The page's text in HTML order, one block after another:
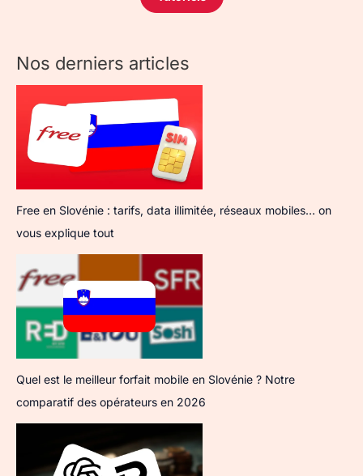
Nos derniers articles
Free en Slovénie : tarifs, data illimitée, réseaux mobiles… on
vous explique tout
Quel est le meilleur forfait mobile en Slovénie ? Notre
comparatif des opérateurs en 2026